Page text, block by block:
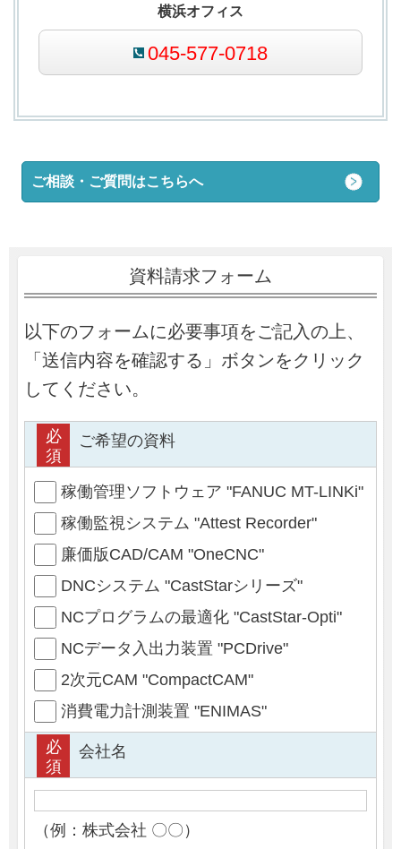
横浜オフィス
045-577-0718
ご相談・ご質問はこちらへ
資料請求フォーム
以下のフォームに必要事項をご記入の上、
「送信内容を確認する」ボタンをクリック
してください。
ご希望の資料
必
須
稼働管理ソフトウェア "FANUC MT-LINKi"
稼働監視システム "Attest Recorder"
廉価版CAD/CAM "OneCNC"
DNCシステム "CastStarシリーズ"
NCプログラムの最適化 "CastStar-Opti"
NCデータ入出力装置 "PCDrive"
2次元CAM "CompactCAM"
消費電力計測装置 "ENIMAS"
会社名
必
須
（例：株式会社 〇〇）